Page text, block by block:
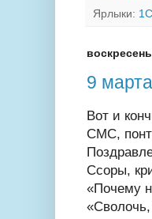
Ярлыки: 1С
9 марта
Вот и
СМС,
Ссоры,
«Почему